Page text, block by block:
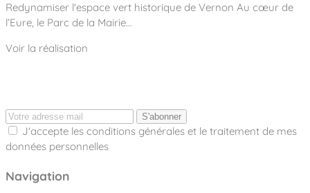
Redynamiser l'espace vert historique de Vernon Au cœur de
l’Eure, le Parc de la Mairie…
Voir la réalisation
S'abonner
J'accepte les conditions générales et le traitement de mes
données personnelles
Navigation